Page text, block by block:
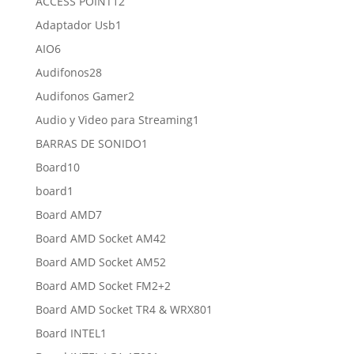
Adaptador Usb1
AIO66
productos
Audifonos2828
productos
Audifonos Gamer22
productos
Audio y Video para Streaming1
BARRAS DE SONIDO1
Board1010
board1
producto
Board AMD77
productos
Board AMD Socket AM422
productos
Board AMD Socket AM522
productos
Board AMD Socket FM2+22
productos
Board AMD Socket TR4 & WRX801
Board INTEL1
producto